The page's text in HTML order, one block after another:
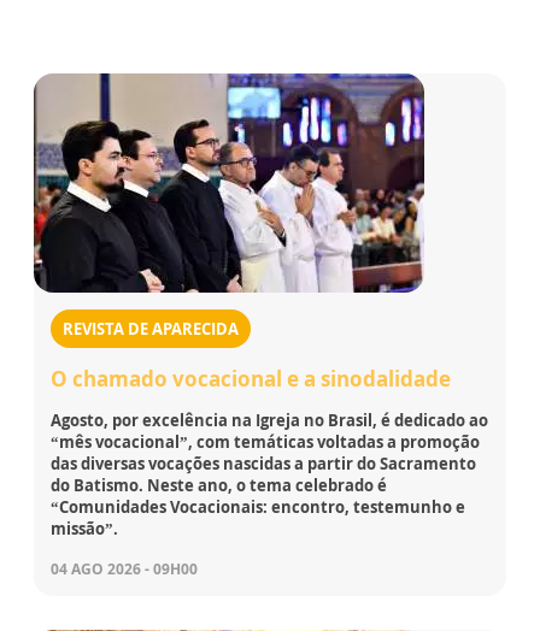
REVISTA DE APARECIDA
O chamado vocacional e a sinodalidade
Agosto, por excelência na Igreja no Brasil, é dedicado ao
“mês vocacional”, com temáticas voltadas a promoção
das diversas vocações nascidas a partir do Sacramento
do Batismo. Neste ano, o tema celebrado é
“Comunidades Vocacionais: encontro, testemunho e
missão”.
04 AGO 2026 - 09H00